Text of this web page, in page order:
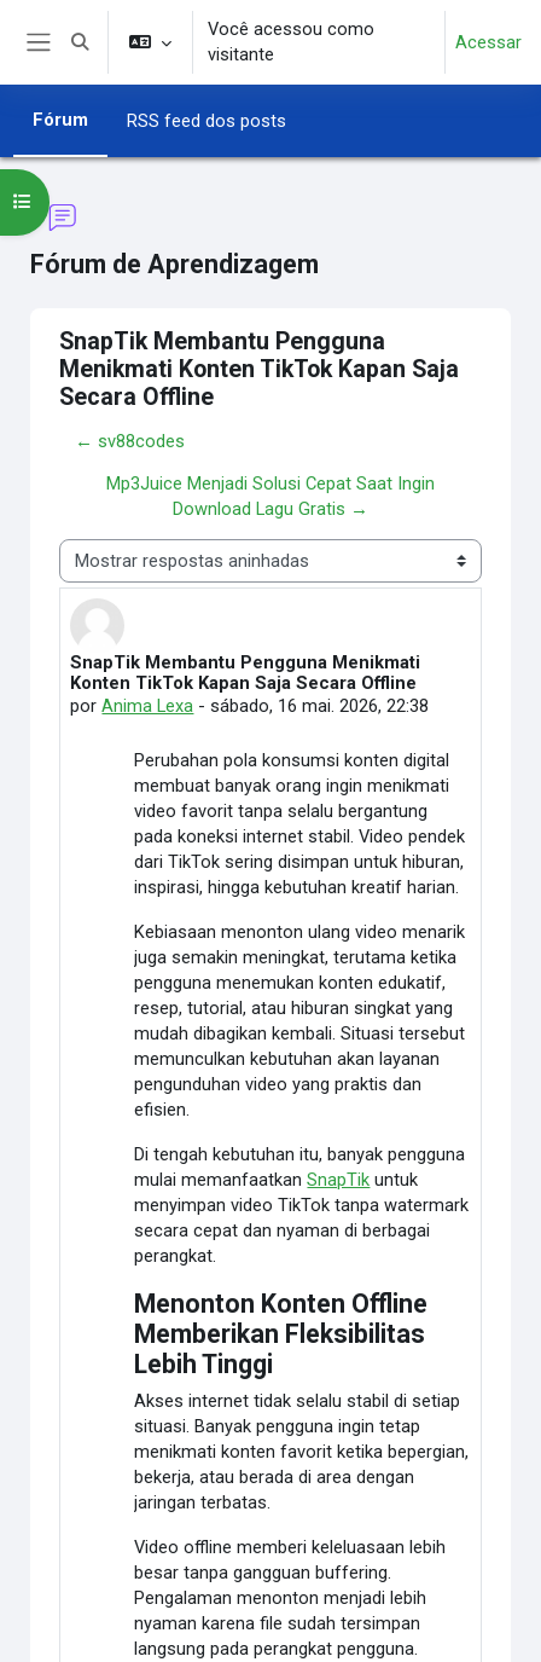
Ir para o conteúdo principal
Alternar entrada de pesquisa
Você acessou como
visitante
Acessar
Fórum RSS feed dos posts
Fórum de Aprendizagem
Abrir índice do curso
SnapTik Membantu Pengguna
Menikmati Konten TikTok Kapan Saja
Secara Offline
← sv88codes
Mp3Juice Menjadi Solusi Cepat Saat Ingin
Download Lagu Gratis →
Modo de visualização
SnapTik Membantu Pengguna Menikmati
Konten TikTok Kapan Saja Secara Offline
porAnima Lexa -sábado, 16 mai. 2026, 22:38
Número de respostas: 0
Perubahan pola konsumsi konten digital
membuat banyak orang ingin menikmati
video favorit tanpa selalu bergantung
pada koneksi internet stabil. Video pendek
dari TikTok sering disimpan untuk hiburan,
inspirasi, hingga kebutuhan kreatif harian.
Kebiasaan menonton ulang video menarik
juga semakin meningkat, terutama ketika
pengguna menemukan konten edukatif,
resep, tutorial, atau hiburan singkat yang
mudah dibagikan kembali. Situasi tersebut
memunculkan kebutuhan akan layanan
pengunduhan video yang praktis dan
efisien.
Di tengah kebutuhan itu, banyak pengguna
mulai memanfaatkanSnapTik untuk
menyimpan video TikTok tanpa watermark
secara cepat dan nyaman di berbagai
perangkat.
Menonton Konten Offline
Memberikan Fleksibilitas
Lebih Tinggi
Akses internet tidak selalu stabil di setiap
situasi. Banyak pengguna ingin tetap
menikmati konten favorit ketika bepergian,
bekerja, atau berada di area dengan
jaringan terbatas.
Video offline memberi keleluasaan lebih
besar tanpa gangguan buffering.
Pengalaman menonton menjadi lebih
nyaman karena file sudah tersimpan
langsung pada perangkat pengguna.